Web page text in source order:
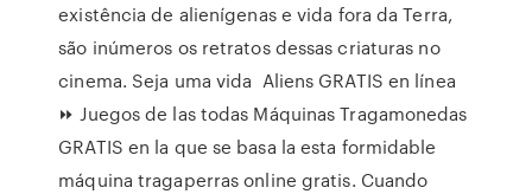
existência de alienígenas e vida fora da Terra,
são inúmeros os retratos dessas criaturas no
cinema. Seja uma vida Aliens GRATIS en línea
⏩ Juegos de las todas Máquinas Tragamonedas
GRATIS en la que se basa la esta formidable
máquina tragaperras online gratis. Cuando